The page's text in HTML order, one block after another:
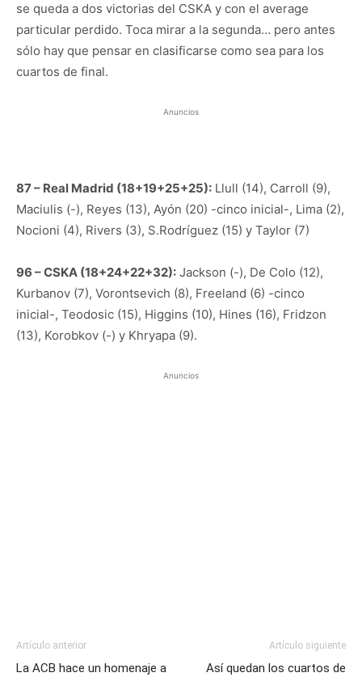
se queda a dos victorias del CSKA y con el average
particular perdido. Toca mirar a la segunda… pero antes
sólo hay que pensar en clasificarse como sea para los
cuartos de final.
Anuncios
87 – Real Madrid (18+19+25+25): Llull (14), Carroll (9),
Maciulis (-), Reyes (13), Ayón (20) -cinco inicial-, Lima (2),
Nocioni (4), Rivers (3), S.Rodríguez (15) y Taylor (7)
96 – CSKA (18+24+22+32): Jackson (-), De Colo (12),
Kurbanov (7), Vorontsevich (8), Freeland (6) -cinco
inicial-, Teodosic (15), Higgins (10), Hines (16), Fridzon
(13), Korobkov (-) y Khryapa (9).
Anuncios
Artículo anterior
La ACB hace un homenaje a
Artículo siguiente
Así quedan los cuartos de